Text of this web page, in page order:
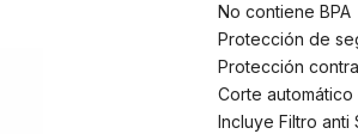
No contiene BPA
Protección de
Protección
Corte
Incluye Filtro anti